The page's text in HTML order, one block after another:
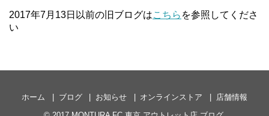
2017年7月13日以前の旧ブログはこちら を参照してくださ
い
ホーム ブログ お知らせ オンラインストア
店舗情報